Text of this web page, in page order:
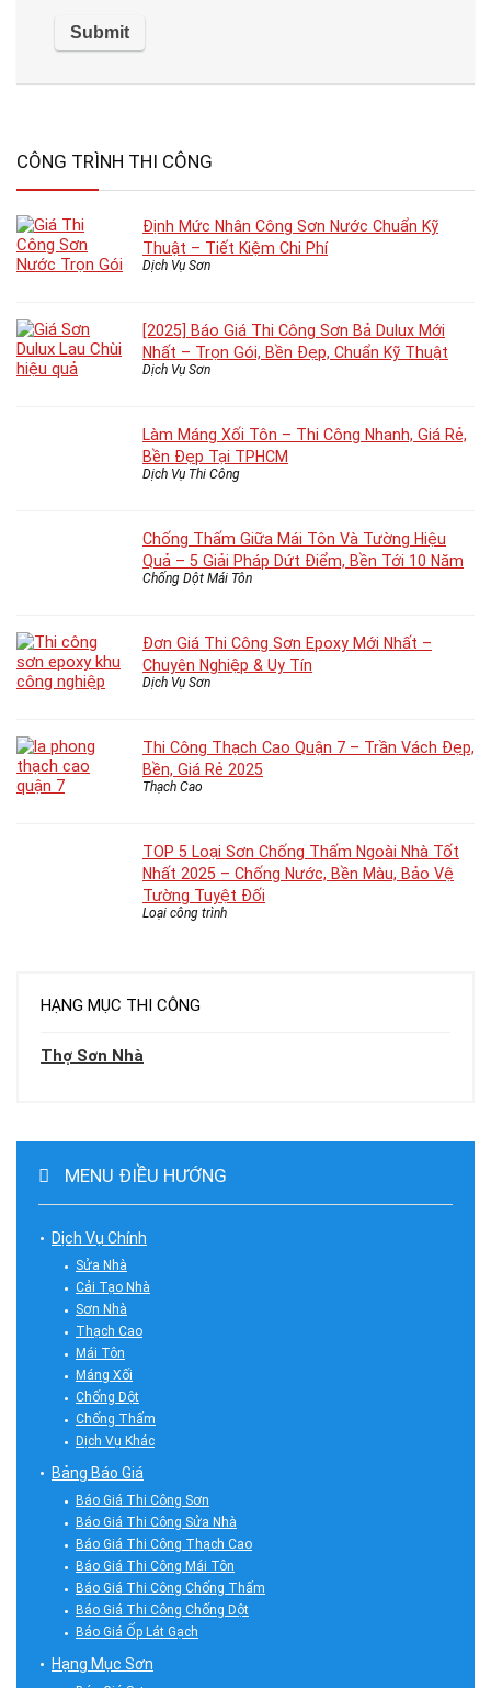
CÔNG TRÌNH THI CÔNG
Định Mức Nhân Công Sơn Nước Chuẩn Kỹ
Thuật – Tiết Kiệm Chi Phí
Dịch Vụ Sơn
[2025] Báo Giá Thi Công Sơn Bả Dulux Mới
Nhất – Trọn Gói, Bền Đẹp, Chuẩn Kỹ Thuật
Dịch Vụ Sơn
Làm Máng Xối Tôn – Thi Công Nhanh, Giá Rẻ,
Bền Đẹp Tại TPHCM
Dịch Vụ Thi Công
Chống Thấm Giữa Mái Tôn Và Tường Hiệu
Quả – 5 Giải Pháp Dứt Điểm, Bền Tới 10 Năm
Chống Dột Mái Tôn
Đơn Giá Thi Công Sơn Epoxy Mới Nhất –
Chuyên Nghiệp & Uy Tín
Dịch Vụ Sơn
Thi Công Thạch Cao Quận 7 – Trần Vách Đẹp,
Bền, Giá Rẻ 2025
Thạch Cao
TOP 5 Loại Sơn Chống Thấm Ngoài Nhà Tốt
Nhất 2025 – Chống Nước, Bền Màu, Bảo Vệ
Tường Tuyệt Đối
Loại công trình
HẠNG MỤC THI CÔNG
Thợ Sơn Nhà
MENU ĐIỀU HƯỚNG
Dịch Vụ Chính
Sửa Nhà
Cải Tạo Nhà
Sơn Nhà
Thạch Cao
Mái Tôn
Máng Xối
Chống Dột
Chống Thấm
Dịch Vụ Khác
Bảng Báo Giá
Báo Giá Thi Công Sơn
Báo Giá Thi Công Sửa Nhà
Báo Giá Thi Công Thạch Cao
Báo Giá Thi Công Mái Tôn
Báo Giá Thi Công Chống Thấm
Báo Giá Thi Công Chống Dột
Báo Giá Ốp Lát Gạch
Hạng Mục Sơn